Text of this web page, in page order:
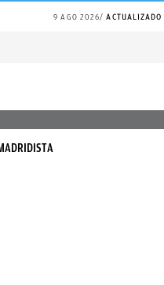
9 AGO 2026 ACTUALIZADO